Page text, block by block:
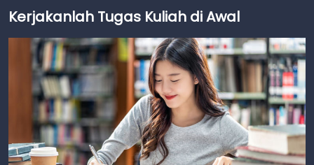
Kerjakanlah Tugas Kuliah di Awal